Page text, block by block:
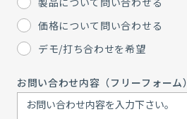
価格について問い合わせる
デモ/打ち合わせを希望
お問い合わせ内容（フリーフォーム）